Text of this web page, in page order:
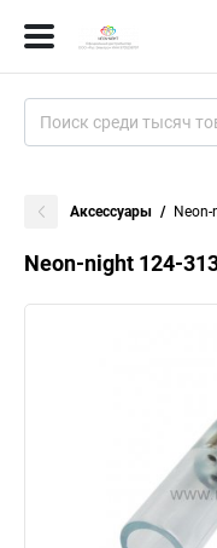
Аксессуары
Neon-night 124-